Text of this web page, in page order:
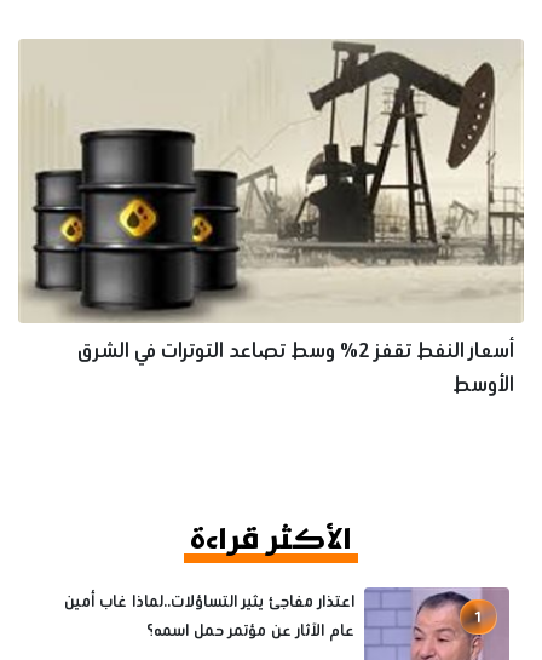
أسعار النفط تقفز 2% وسط تصاعد التوترات في الشرق
الأوسط
الأكثر قراءة
1
اعتذار مفاجئ يثير التساؤلات..لماذا غاب أمين
عام الآثار عن مؤتمر حمل اسمه؟